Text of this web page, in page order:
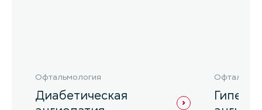
Офтальмология
Диабетическая